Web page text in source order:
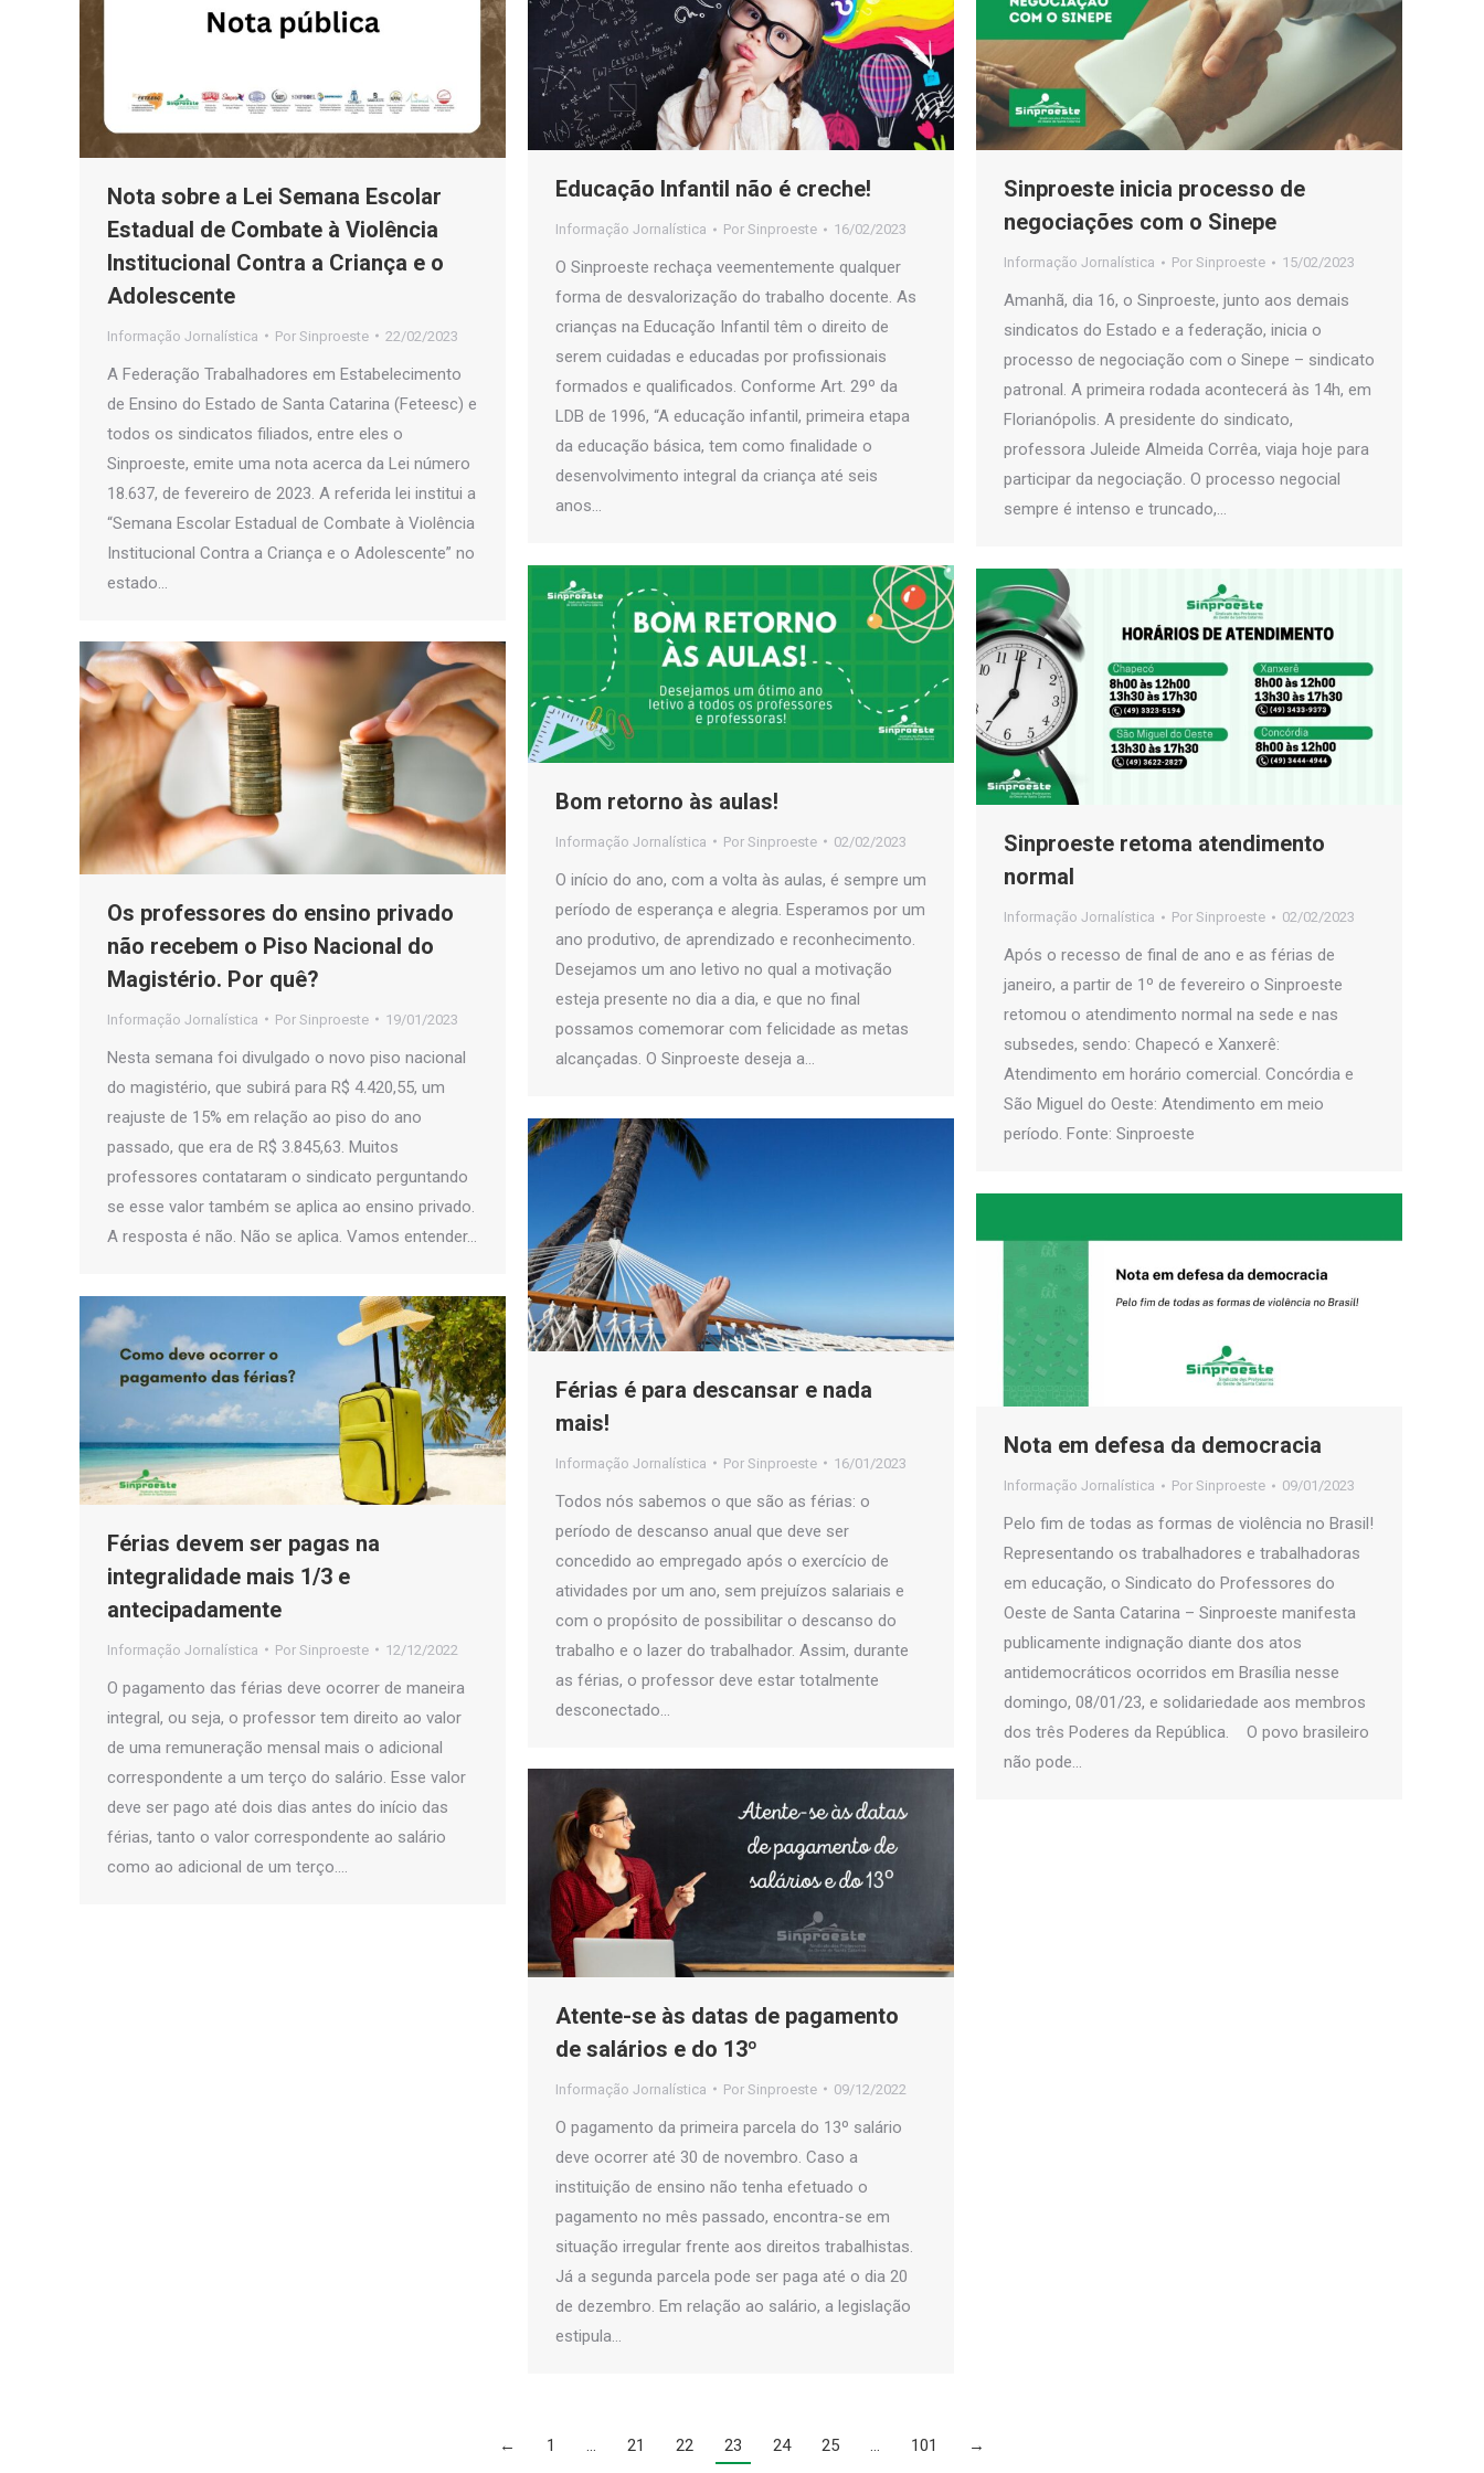
Nota sobre a Lei Semana Escolar
Estadual de Combate à Violência
Institucional Contra a Criança e o
Adolescente
Informação Jornalística Por Sinproeste 22/02/2023
A Federação Trabalhadores em Estabelecimento
de Ensino do Estado de Santa Catarina (Feteesc) e
todos os sindicatos filiados, entre eles o
Sinproeste, emite uma nota acerca da Lei número
18.637, de fevereiro de 2023. A referida lei institui a
“Semana Escolar Estadual de Combate à Violência
Institucional Contra a Criança e o Adolescente” no
estado…
Educação Infantil não é creche!
Informação Jornalística Por Sinproeste 16/02/2023
O Sinproeste rechaça veementemente qualquer
forma de desvalorização do trabalho docente. As
crianças na Educação Infantil têm o direito de
serem cuidadas e educadas por profissionais
formados e qualificados. Conforme Art. 29º da
LDB de 1996, “A educação infantil, primeira etapa
da educação básica, tem como finalidade o
desenvolvimento integral da criança até seis
anos…
Sinproeste inicia processo de
negociações com o Sinepe
Informação Jornalística Por Sinproeste 15/02/2023
Amanhã, dia 16, o Sinproeste, junto aos demais
sindicatos do Estado e a federação, inicia o
processo de negociação com o Sinepe – sindicato
patronal. A primeira rodada acontecerá às 14h, em
Florianópolis. A presidente do sindicato,
professora Juleide Almeida Corrêa, viaja hoje para
participar da negociação. O processo negocial
sempre é intenso e truncado,…
Bom retorno às aulas!
Informação Jornalística Por Sinproeste 02/02/2023
O início do ano, com a volta às aulas, é sempre um
período de esperança e alegria. Esperamos por um
ano produtivo, de aprendizado e reconhecimento.
Desejamos um ano letivo no qual a motivação
esteja presente no dia a dia, e que no final
possamos comemorar com felicidade as metas
alcançadas. O Sinproeste deseja a…
Sinproeste retoma atendimento
normal
Informação Jornalística Por Sinproeste 02/02/2023
Após o recesso de final de ano e as férias de
janeiro, a partir de 1º de fevereiro o Sinproeste
retomou o atendimento normal na sede e nas
subsedes, sendo: Chapecó e Xanxerê:
Atendimento em horário comercial. Concórdia e
São Miguel do Oeste: Atendimento em meio
período. Fonte: Sinproeste
Os professores do ensino privado
não recebem o Piso Nacional do
Magistério. Por quê?
Informação Jornalística Por Sinproeste 19/01/2023
Nesta semana foi divulgado o novo piso nacional
do magistério, que subirá para R$ 4.420,55, um
reajuste de 15% em relação ao piso do ano
passado, que era de R$ 3.845,63. Muitos
professores contataram o sindicato perguntando
se esse valor também se aplica ao ensino privado.
A resposta é não. Não se aplica. Vamos entender…
Férias é para descansar e nada
mais!
Informação Jornalística Por Sinproeste 16/01/2023
Todos nós sabemos o que são as férias: o
período de descanso anual que deve ser
concedido ao empregado após o exercício de
atividades por um ano, sem prejuízos salariais e
com o propósito de possibilitar o descanso do
trabalho e o lazer do trabalhador. Assim, durante
as férias, o professor deve estar totalmente
desconectado…
Nota em defesa da democracia
Informação Jornalística Por Sinproeste 09/01/2023
Pelo fim de todas as formas de violência no Brasil!
Representando os trabalhadores e trabalhadoras
em educação, o Sindicato do Professores do
Oeste de Santa Catarina – Sinproeste manifesta
publicamente indignação diante dos atos
antidemocráticos ocorridos em Brasília nesse
domingo, 08/01/23, e solidariedade aos membros
dos três Poderes da República. O povo brasileiro
não pode…
Férias devem ser pagas na
integralidade mais 1/3 e
antecipadamente
Informação Jornalística Por Sinproeste 12/12/2022
O pagamento das férias deve ocorrer de maneira
integral, ou seja, o professor tem direito ao valor
de uma remuneração mensal mais o adicional
correspondente a um terço do salário. Esse valor
deve ser pago até dois dias antes do início das
férias, tanto o valor correspondente ao salário
como ao adicional de um terço.…
Atente-se às datas de pagamento
de salários e do 13º
Informação Jornalística Por Sinproeste 09/12/2022
O pagamento da primeira parcela do 13º salário
deve ocorrer até 30 de novembro. Caso a
instituição de ensino não tenha efetuado o
pagamento no mês passado, encontra-se em
situação irregular frente aos direitos trabalhistas.
Já a segunda parcela pode ser paga até o dia 20
de dezembro. Em relação ao salário, a legislação
estipula…
← 1 … 21 22 23 24 25 … 101 →